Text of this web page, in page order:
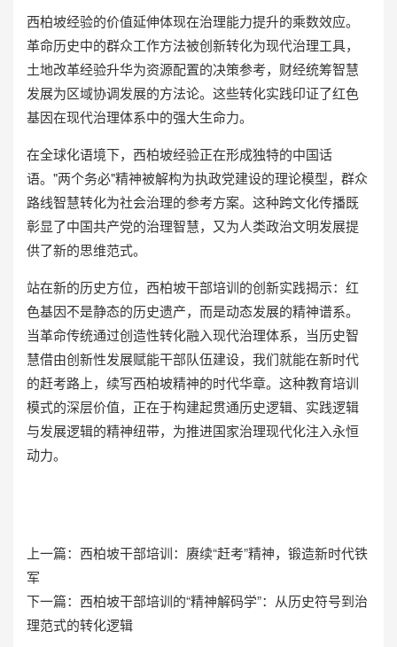
西柏坡经验的价值延伸体现在治理能力提升的乘数效应。
革命历史中的群众工作方法被创新转化为现代治理工具，
土地改革经验升华为资源配置的决策参考，财经统筹智慧
发展为区域协调发展的方法论。这些转化实践印证了红色
基因在现代治理体系中的强大生命力。
在全球化语境下，西柏坡经验正在形成独特的中国话
语。"两个务必"精神被解构为执政党建设的理论模型，群众
路线智慧转化为社会治理的参考方案。这种跨文化传播既
彰显了中国共产党的治理智慧，又为人类政治文明发展提
供了新的思维范式。
站在新的历史方位，西柏坡干部培训的创新实践揭示：红
色基因不是静态的历史遗产，而是动态发展的精神谱系。
当革命传统通过创造性转化融入现代治理体系，当历史智
慧借由创新性发展赋能干部队伍建设，我们就能在新时代
的赶考路上，续写西柏坡精神的时代华章。这种教育培训
模式的深层价值，正在于构建起贯通历史逻辑、实践逻辑
与发展逻辑的精神纽带，为推进国家治理现代化注入永恒
动力。
上一篇： 西柏坡干部培训：赓续“赶考”精神，锻造新时代铁
军
下一篇： 西柏坡干部培训的“精神解码学”：从历史符号到治
理范式的转化逻辑